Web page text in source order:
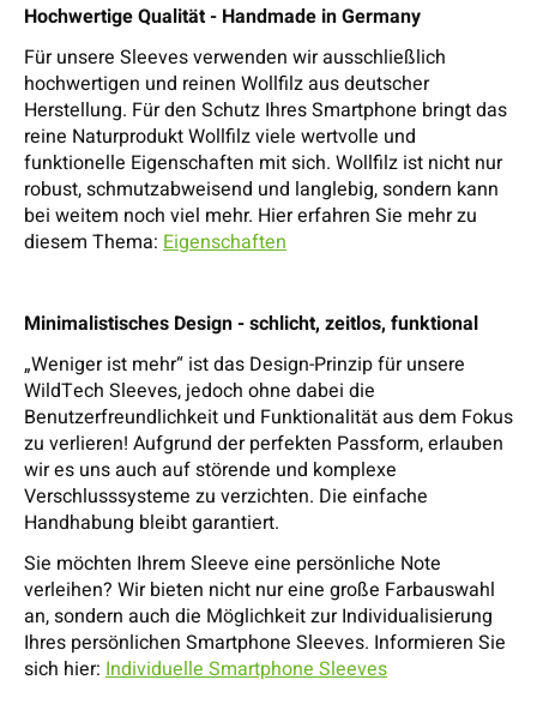
Hochwertige Qualität - Handmade in Germany
Für unsere Sleeves verwenden wir ausschließlich
hochwertigen und reinen Wollfilz aus deutscher
Herstellung. Für den Schutz Ihres Smartphone bringt das
reine Naturprodukt Wollfilz viele wertvolle und
funktionelle Eigenschaften mit sich. Wollfilz ist nicht nur
robust, schmutzabweisend und langlebig, sondern kann
bei weitem noch viel mehr. Hier erfahren Sie mehr zu
diesem Thema: Eigenschaften
Minimalistisches Design - schlicht, zeitlos, funktional
„Weniger ist mehr“ ist das Design-Prinzip für unsere
WildTech Sleeves, jedoch ohne dabei die
Benutzerfreundlichkeit und Funktionalität aus dem Fokus
zu verlieren! Aufgrund der perfekten Passform, erlauben
wir es uns auch auf störende und komplexe
Verschlusssysteme zu verzichten. Die einfache
Handhabung bleibt garantiert.
Sie möchten Ihrem Sleeve eine persönliche Note
verleihen? Wir bieten nicht nur eine große Farbauswahl
an, sondern auch die Möglichkeit zur Individualisierung
Ihres persönlichen Smartphone Sleeves. Informieren Sie
sich hier: Individuelle Smartphone Sleeves